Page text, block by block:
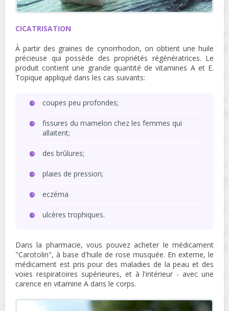
CICATRISATION
À partir des graines de cynorrhodon, on obtient une huile
précieuse qui possède des propriétés régénératrices. Le
produit contient une grande quantité de vitamines A et E.
Topique appliqué dans les cas suivants:
coupes peu profondes;
fissures du mamelon chez les femmes qui
allaitent;
des brûlures;
plaies de pression;
eczéma
ulcères trophiques.
Dans la pharmacie, vous pouvez acheter le médicament
"Carotolin", à base d'huile de rose musquée. En externe, le
médicament est pris pour des maladies de la peau et des
voies respiratoires supérieures, et à l'intérieur - avec une
carence en vitamine A dans le corps.